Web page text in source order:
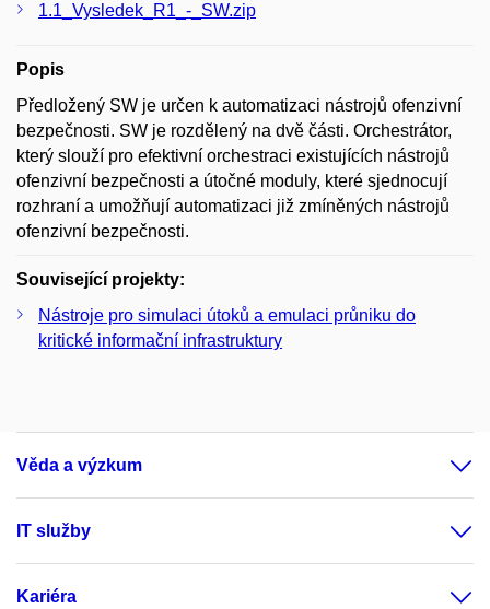
1.1_Vysledek_R1_-_SW.zip
Popis
Předložený SW je určen k automatizaci nástrojů ofenzivní
bezpečnosti. SW je rozdělený na dvě části. Orchestrátor,
který slouží pro efektivní orchestraci existujících nástrojů
ofenzivní bezpečnosti a útočné moduly, které sjednocují
rozhraní a umožňují automatizaci již zmíněných nástrojů
ofenzivní bezpečnosti.
Související projekty:
Nástroje pro simulaci útoků a emulaci průniku do
kritické informační infrastruktury
Věda a výzkum
IT služby
Kariéra